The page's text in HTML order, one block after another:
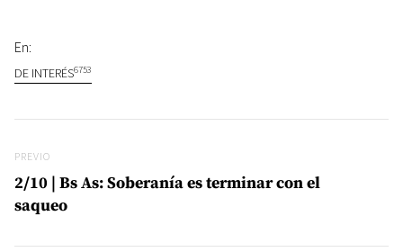
En:
DE INTERÉS6753
Previo
PREVIO
2/10 | Bs As: Soberanía es terminar con el
saqueo